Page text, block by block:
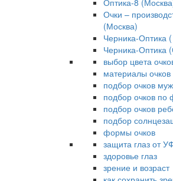
Оптика-8
Очки –
(Москва)
Черника-Оптика
Черника-Оптика
выбор цвета
материалы очков
подбор очков
подбор очков
подбор очков
подбор
формы очков
защита глаз от
здоровье глаз
зрение и возраст